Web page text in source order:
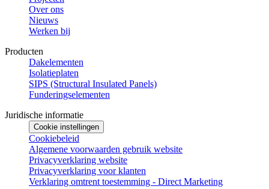
Over ons
Nieuws
Werken bij
Producten
Dakelementen
Isolatieplaten
SIPS (Structural Insulated Panels)
Funderingselementen
Juridische informatie
Cookie instellingen
Cookiebeleid
Algemene voorwaarden gebruik website
Privacyverklaring website
Privacyverklaring voor klanten
Verklaring omtrent toestemming - Direct Marketing